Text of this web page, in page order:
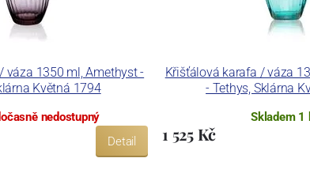
váza 1350 ml, Amethyst -
Květná 1794
nedostupný
Detail
Křišťálová karafa / váza
- Tethys, Sklárna
Skladem 1
1 525 Kč